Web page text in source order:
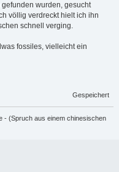
wurden, gesucht
völlig verdreckt hielt ich ihn
schnell verging.
fossiles, vielleicht ein
Gespeichert
- (Spruch aus einem chinesischen